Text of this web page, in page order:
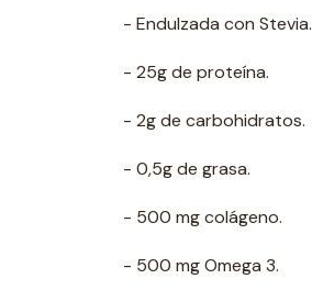
- Endulzada con Stevia.
- 25g de proteína.
- 2g de carbohidratos.
- 0,5g de grasa.
- 500 mg colágeno.
- 500 mg Omega 3.